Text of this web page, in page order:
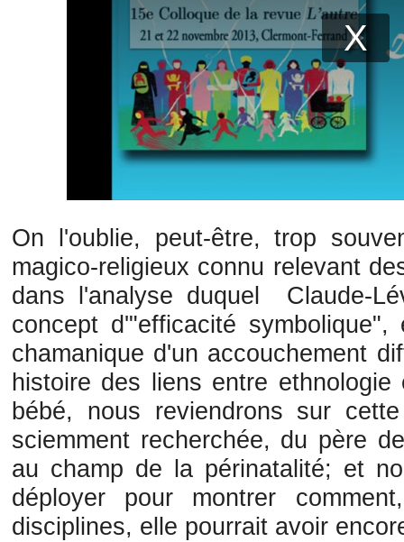
On l'oublie, peut-être, trop
magico-religieux connu relevant
dans l'analyse duquel Claude-
concept d'"efficacité
chamanique d'un accouchement
histoire des liens entre
bébé, nous reviendrons sur
sciemment recherchée, du père
au champ de la périnatalité; et
déployer pour montrer
disciplines, elle pourrait avoir